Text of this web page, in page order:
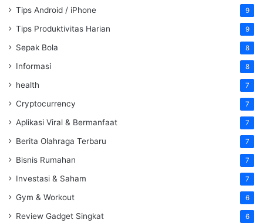
Tips Android / iPhone 9
Tips Produktivitas Harian 9
Sepak Bola 8
Informasi 8
health 7
Cryptocurrency 7
Aplikasi Viral & Bermanfaat 7
Berita Olahraga Terbaru 7
Bisnis Rumahan 7
Investasi & Saham 7
Gym & Workout 6
Review Gadget Singkat 6